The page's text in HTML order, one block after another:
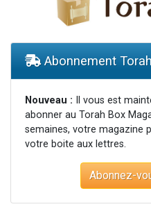
Abonnement
Nouveau : Il vous est
abonner au Torah Box
semaines, votre magazine
votre boite aux lettres.
Abonnez-